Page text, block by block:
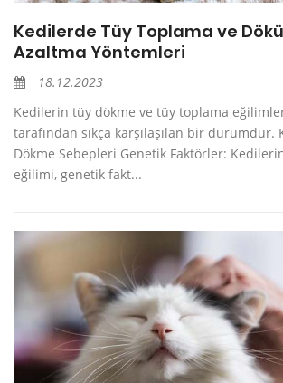
Kedilerde Tüy Toplama ve
Azaltma Yöntemleri
18.12.2023
Kedilerin tüy dökme ve tüy toplama
tarafından sıkça karşılaşılan bir durumdur.
Dökme Sebepleri Genetik Faktörler:
eğilimi, genetik fakt...